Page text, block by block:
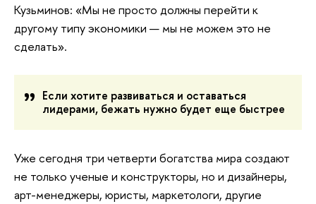
Кузьминов: «Мы не просто должны перейти к
другому типу экономики — мы не можем это не
сделать».
Если хотите развиваться и оставаться
лидерами, бежать нужно будет еще быстрее
Уже сегодня три четверти богатства мира создают
не только ученые и конструкторы, но и дизайнеры,
арт-менеджеры, юристы, маркетологи, другие